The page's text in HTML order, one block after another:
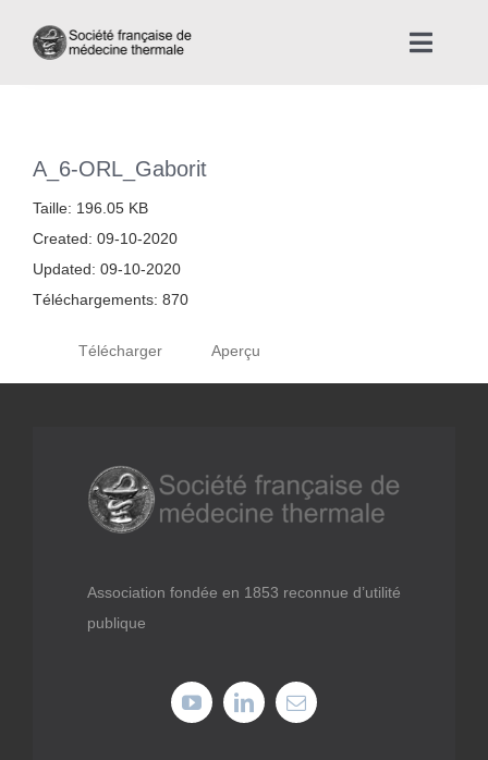
Toggle
Nous connaître
Actualités
Médiathèque
Recherche
Offres professionnelles
A_6-ORL_Gaborit
Taille: 196.05 KB
Created: 09-10-2020
Updated: 09-10-2020
Téléchargements: 870
Télécharger Aperçu
Association fondée en 1853 reconnue d’utilité
publique